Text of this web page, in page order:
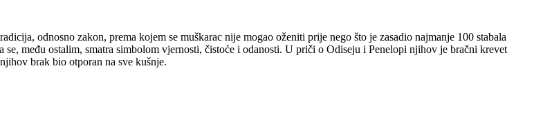
odnosno zakon, prema kojem se muškarac nije mogao oženiti prije nego što je zasadio najmanje 100 stabala
među ostalim, smatra simbolom vjernosti, čistoće i odanosti. U priči o Odiseju i Penelopi njihov je bračni krevet
brak bio otporan na sve kušnje.